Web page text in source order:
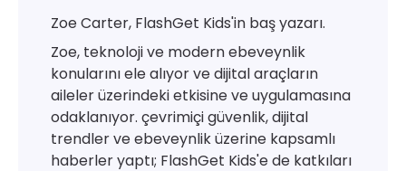
Zoe Carter, FlashGet Kids'in baş yazarı.
Zoe, teknoloji ve modern ebeveynlik
konularını ele alıyor ve dijital araçların
aileler üzerindeki etkisine ve uygulamasına
odaklanıyor. çevrimiçi güvenlik, dijital
trendler ve ebeveynlik üzerine kapsamlı
haberler yaptı; FlashGet Kids'e de katkıları